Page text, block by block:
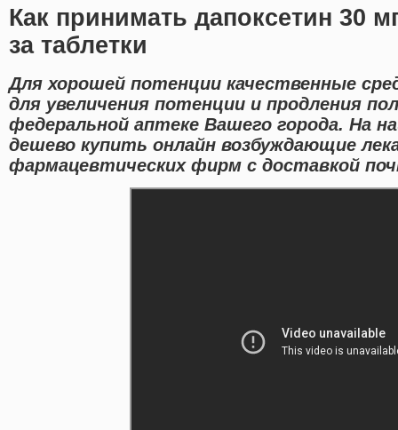
Как принимать дапоксетин 30
за таблетки
Для хорошей потенции качественные
для увеличения потенции и продления
федеральной аптеке Вашего города. На
дешево купить онлайн возбуждающие
фармацевтических фирм с доставкой